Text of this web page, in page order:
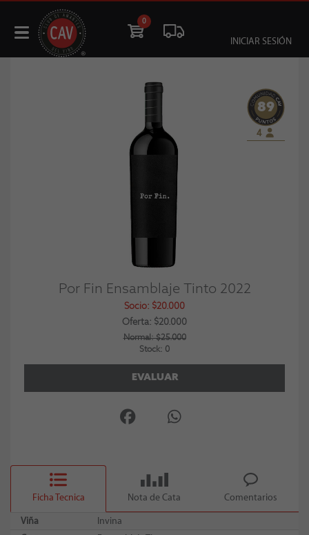
0
INICIAR SESIÓN
89
4
Por Fin Ensamblaje Tinto 2022
Socio: $20.000
Oferta: $20.000
Normal: $25.000
Stock: 0
EVALUAR
Ficha Tecnica Nota de Cata Comentarios
Viña
Invina